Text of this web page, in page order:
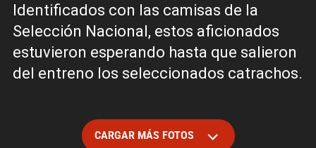
Identificados con las camisas de la
Selección Nacional, estos aficionados
estuvieron esperando hasta que salieron
del entreno los seleccionados catrachos.
CARGAR MÁS FOTOS